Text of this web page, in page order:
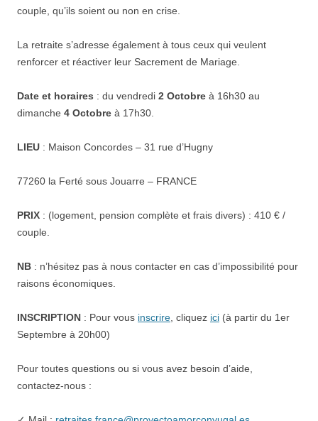
couple, qu’ils soient ou non en crise.
La retraite s’adresse également à tous ceux qui veulent
renforcer et réactiver leur Sacrement de Mariage.
Date et horaires : du vendredi 2 Octobre à 16h30 au
dimanche 4 Octobre à 17h30.
LIEU : Maison Concordes – 31 rue d’Hugny
77260 la Ferté sous Jouarre – FRANCE
PRIX : (logement, pension complète et frais divers) : 410 € /
couple.
NB : n’hésitez pas à nous contacter en cas d’impossibilité pour
raisons économiques.
INSCRIPTION : Pour vous inscrire , cliquez ici (à partir du 1er
Septembre à 20h00)
Pour toutes questions ou si vous avez besoin d’aide,
contactez-nous :